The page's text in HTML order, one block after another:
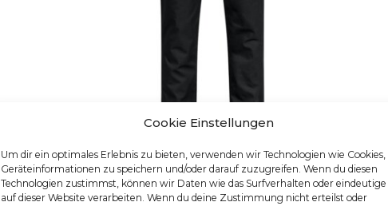
Cookie Einstellungen
Um dir ein optimales Erlebnis zu bieten, verwenden wir Technologien wie
Geräteinformationen zu speichern und/oder darauf zuzugreifen. Wenn du diesen
Technologien zustimmst, können wir Daten wie das Surfverhalten oder eindeutige
auf dieser Website verarbeiten. Wenn du deine Zustimmung nicht erteilst oder
HERREN-KOCHHOSE